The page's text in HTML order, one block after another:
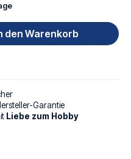
gewünschten Wert
den Warenkorb
Garantie
Liebe zum Hobby